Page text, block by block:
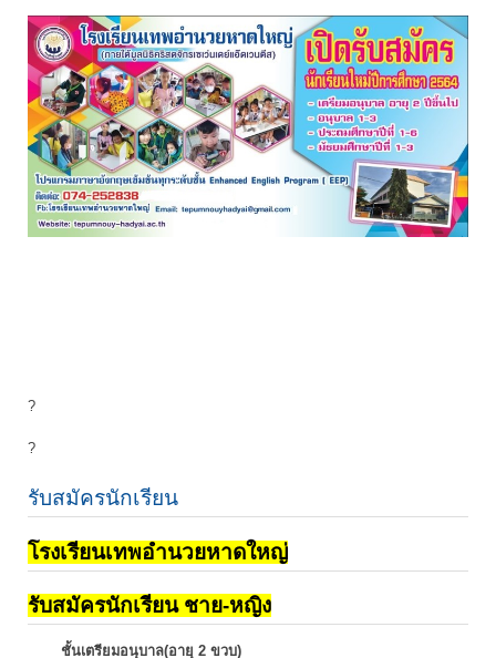
?
?
รับสมัครนักเรียน
โรงเรียนเทพอำนวยหาดใหญ่
รับสมัครนักเรียน ชาย-หญิง
ชั้นเตรียมอนุบาล(อายุ 2 ขวบ)